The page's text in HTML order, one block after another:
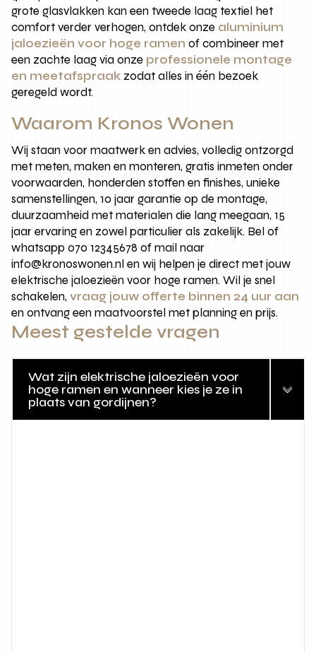
grote glasvlakken kan een tweede laag textiel het
comfort verder verhogen, ontdek onze aluminium
jaloezieën voor hoge ramen of combineer met
een zachte laag via onze professionele montage
en meetafspraak zodat alles in één bezoek
geregeld wordt.
Waarom Kronos Wonen
Wij staan voor maatwerk en advies, volledig ontzorgd
met meten, maken en monteren, gratis inmeten onder
voorwaarden, honderden stoffen en finishes, unieke
samenstellingen, 10 jaar garantie op de montage,
duurzaamheid met materialen die lang meegaan, 15
jaar ervaring en zowel particulier als zakelijk. Bel of
whatsapp 070 12345678 of mail naar
info@kronoswonen.nl en wij helpen je direct met jouw
elektrische jaloezieën voor hoge ramen. Wil je snel
schakelen,vraag jouw offerte binnen 24 uur aan
en ontvang een maatvoorstel met planning en prijs.
Meest gestelde vragen
Wat zijn elektrische jaloezieën voor
hoge ramen en wanneer kies je ze in
plaats van gordijnen?